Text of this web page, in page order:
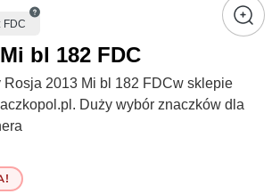
FDC
bl 182 FDC
2013 Mi bl 182 FDCw sklepie
Duży wybór znaczków dla